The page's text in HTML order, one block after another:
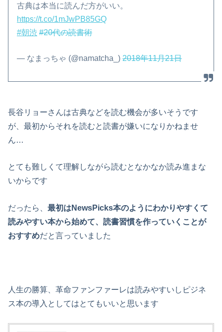
古典は本当に読んだ方がいい。
https://t.co/1mJwPB85GQ
#朝渋 #20代の読書術
— なまっちゃ (@namatcha_)2018年11月21日
長谷リョーさんは古典などを読む機会が多いそうです
が、最初からそれを読むと読書が嫌いになりかねませ
ん…
とても難しくて理解しながら読むとなかなか読み進まな
いからです
だったら、最初はNewsPicks本のようにわかりやすくて
読みやすい本から始めて、読書習慣を作っていくことが
おすすめだと言っていました
人生の勝算、革命ファンファーレは読みやすいしピジネ
ス本の導入としてはとてもいいと思います